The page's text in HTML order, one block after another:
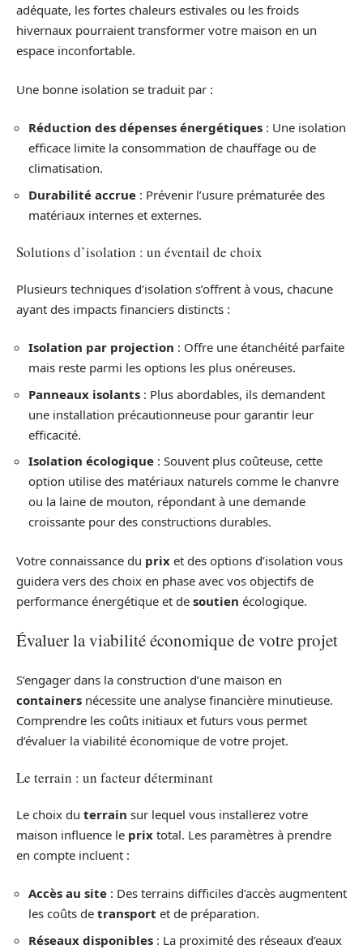
adéquate, les fortes chaleurs estivales ou les froids
hivernaux pourraient transformer votre maison en un
espace inconfortable.
Une bonne isolation se traduit par :
Réduction des dépenses énergétiques : Une isolation
efficace limite la consommation de chauffage ou de
climatisation.
Durabilité accrue : Prévenir l’usure prématurée des
matériaux internes et externes.
Solutions d’isolation : un éventail de choix
Plusieurs techniques d’isolation s’offrent à vous, chacune
ayant des impacts financiers distincts :
Isolation par projection : Offre une étanchéité parfaite
mais reste parmi les options les plus onéreuses.
Panneaux isolants : Plus abordables, ils demandent
une installation précautionneuse pour garantir leur
efficacité.
Isolation écologique : Souvent plus coûteuse, cette
option utilise des matériaux naturels comme le chanvre
ou la laine de mouton, répondant à une demande
croissante pour des constructions durables.
Votre connaissance du prix et des options d’isolation vous
guidera vers des choix en phase avec vos objectifs de
performance énergétique et de soutien écologique.
Évaluer la viabilité économique de votre projet
S’engager dans la construction d’une maison en
containers nécessite une analyse financière minutieuse.
Comprendre les coûts initiaux et futurs vous permet
d’évaluer la viabilité économique de votre projet.
Le terrain : un facteur déterminant
Le choix du terrain sur lequel vous installerez votre
maison influence le prix total. Les paramètres à prendre
en compte incluent :
Accès au site : Des terrains difficiles d’accès augmentent
les coûts de transport et de préparation.
Réseaux disponibles : La proximité des réseaux d’eaux